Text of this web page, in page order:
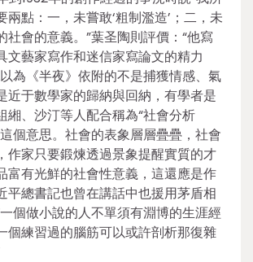
兩點：一，未嘗敢‘粗制濫造’；二，未
社會的意義。”葉圣陶則評價：“他寫
文藝家寫作和迷信家寫論文的精力
為《半夜》依附的不是捕獲情感、氣
近于數學家的歸納與回納，有學者是
緗、沙汀等人配合稱為“社會分析
個意思。社會的表象層層疊疊，社會
作家只要鍛煉透過景象提醒實質的才
富有光鮮的社會性意義，這還應是作
平總書記也曾在講話中也援用茅盾相
個做小說的人不單須有淵博的生涯經
個練習過的腦筋可以或許剖析那復雜